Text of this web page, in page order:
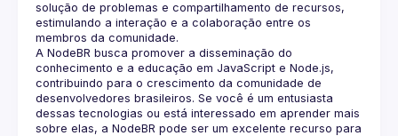
solução de problemas e compartilhamento de recursos,
estimulando a interação e a colaboração entre os
A NodeBR busca promover a disseminação do
conhecimento e a educação em JavaScript e Node.js,
contribuindo para o crescimento da comunidade de
desenvolvedores brasileiros. Se você é um entusiasta
dessas tecnologias ou está interessado em aprender mais
sobre elas, a NodeBR pode ser um excelente recurso para